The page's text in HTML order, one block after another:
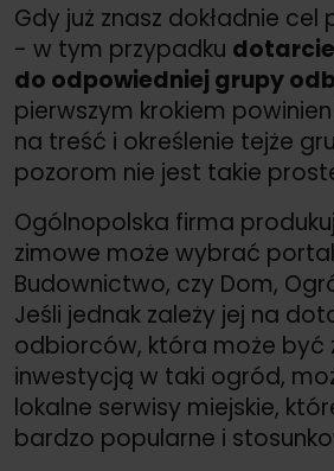
Gdy już znasz dokładnie cel
- w tym przypadku dotarcie
do odpowiedniej grupy
pierwszym krokiem
na treść i określenie tejże
pozorom nie jest takie
Ogólnopolska firma
zimowe może wybrać
Budownictwo, czy Dom,
Jeśli jednak zależy jej na
odbiorców, która może być
inwestycją w taki ogród,
lokalne serwisy miejskie,
bardzo popularne i